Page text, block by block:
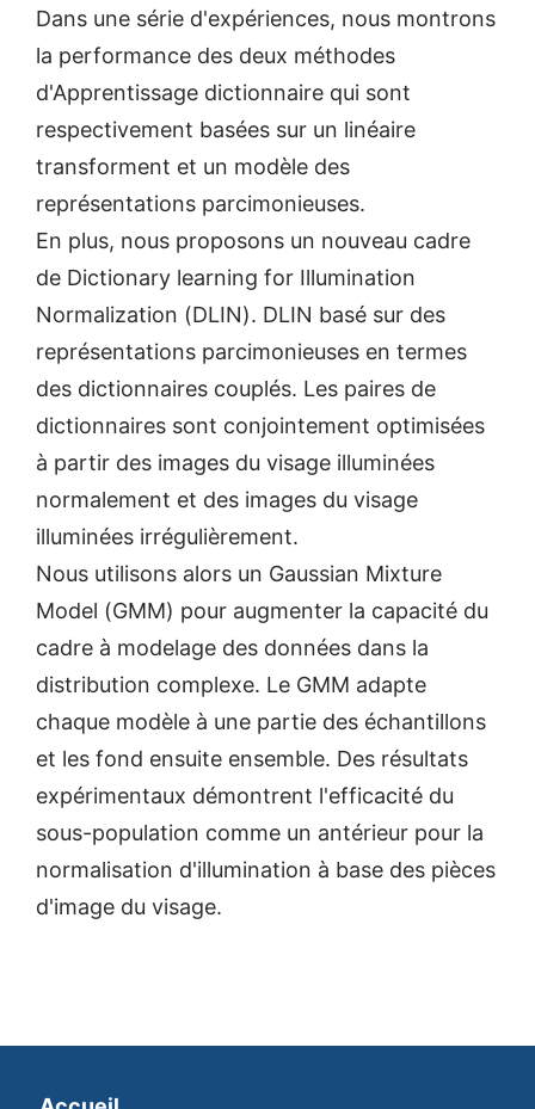
Dans une série d'expériences, nous montrons
la performance des deux méthodes
d'Apprentissage dictionnaire qui sont
respectivement basées sur un linéaire
transforment et un modèle des
représentations parcimonieuses.
En plus, nous proposons un nouveau cadre
de Dictionary learning for Illumination
Normalization (DLIN). DLIN basé sur des
représentations parcimonieuses en termes
des dictionnaires couplés. Les paires de
dictionnaires sont conjointement optimisées
à partir des images du visage illuminées
normalement et des images du visage
illuminées irrégulièrement.
Nous utilisons alors un Gaussian Mixture
Model (GMM) pour augmenter la capacité du
cadre à modelage des données dans la
distribution complexe. Le GMM adapte
chaque modèle à une partie des échantillons
et les fond ensuite ensemble. Des résultats
expérimentaux démontrent l'efficacité du
sous-population comme un antérieur pour la
normalisation d'illumination à base des pièces
d'image du visage.